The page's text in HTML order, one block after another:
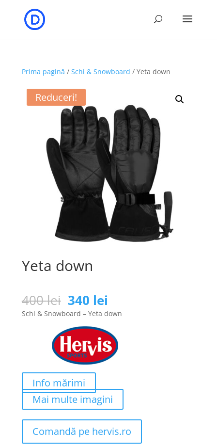
Prima pagină / Schi & Snowboard / Yeta down
Reduceri!
Yeta down
400lei Prețul
inițial
a
fost:
400 lei.
340 lei
curent
este:
340 lei.
Schi & Snowboard – Yeta down
Info mărimi
Mai multe imagini
Comandă pe hervis.ro